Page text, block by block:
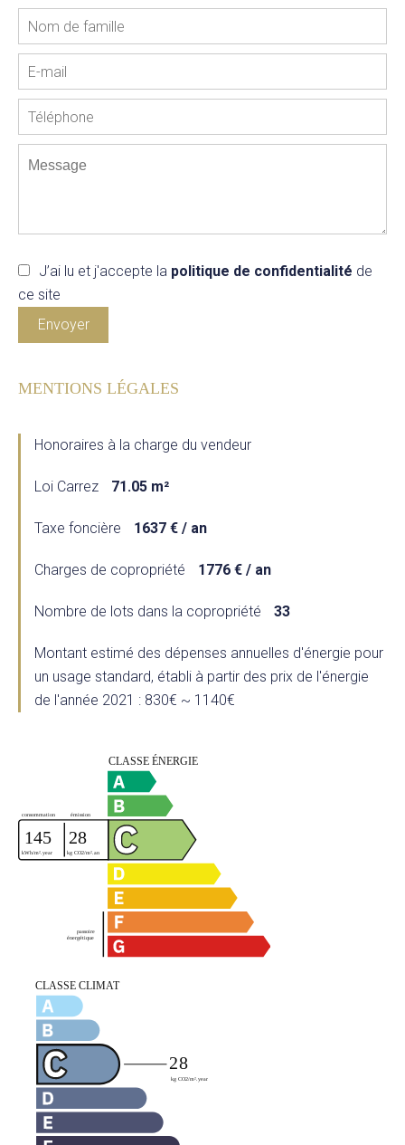
J’ai lu et j'accepte la politique de confidentialité de
ce site
Envoyer
MENTIONS LÉGALES
Honoraires à la charge du vendeur
Loi Carrez 71.05 m²
Taxe foncière 1637 € / an
Charges de copropriété 1776 € / an
Nombre de lots dans la copropriété 33
Montant estimé des dépenses annuelles d'énergie pour
un usage standard, établi à partir des prix de l'énergie
de l'année 2021 : 830€ ~ 1140€